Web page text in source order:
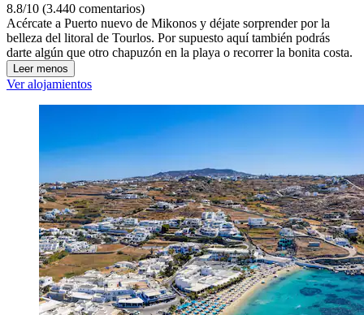
8.8/10 (3.440 comentarios)
Acércate a Puerto nuevo de Mikonos y déjate sorprender por la
belleza del litoral de Tourlos. Por supuesto aquí también podrás
darte algún que otro chapuzón en la playa o recorrer la bonita costa.
Leer menos
Ver alojamientos